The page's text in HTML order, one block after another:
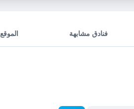
فنادق مشابهة الموقع